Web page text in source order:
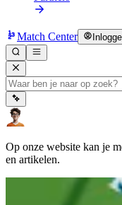
Match Center
Op onze website kan je
en artikelen.